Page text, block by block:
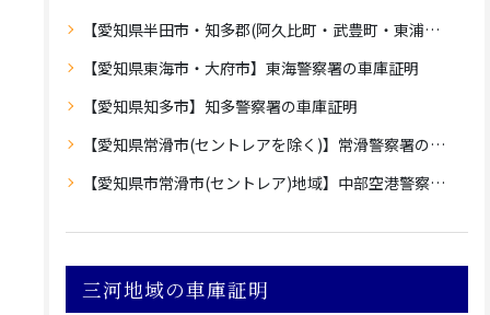
【愛知県半田市・知多郡(阿久比町・武豊町・東浦町・美浜町・南知多町)】半田警察署の車庫証明
【愛知県東海市・大府市】東海警察署の車庫証明
【愛知県知多市】知多警察署の車庫証明
【愛知県常滑市(セントレアを除く)】常滑警察署の車庫証明
【愛知県市常滑市(セントレア)地域】中部空港警察署の車庫証明
三河地域の車庫証明